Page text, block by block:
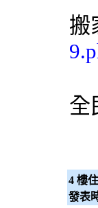
搬
全
4 樓
發表